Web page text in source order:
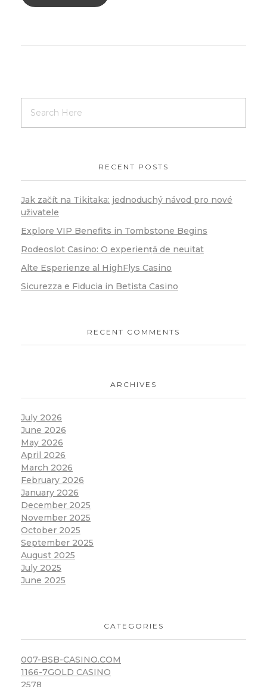
RECENT POSTS
Jak začít na Tikitaka: jednoduchý návod pro nové
uživatele
Explore VIP Benefits in Tombstone Begins
Rodeoslot Casino: O experiență de neuitat
Alte Esperienze al HighFlys Casino
Sicurezza e Fiducia in Betista Casino
RECENT COMMENTS
ARCHIVES
July 2026
June 2026
May 2026
April 2026
March 2026
February 2026
January 2026
December 2025
November 2025
October 2025
September 2025
August 2025
July 2025
June 2025
CATEGORIES
007-BSB-CASINO.COM
1166-7GOLD CASINO
2578